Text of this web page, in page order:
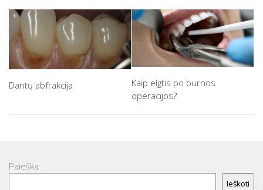
Dantų abfrakcija
Kaip elgtis po burnos
operacijos?
Paieška
Ieškoti